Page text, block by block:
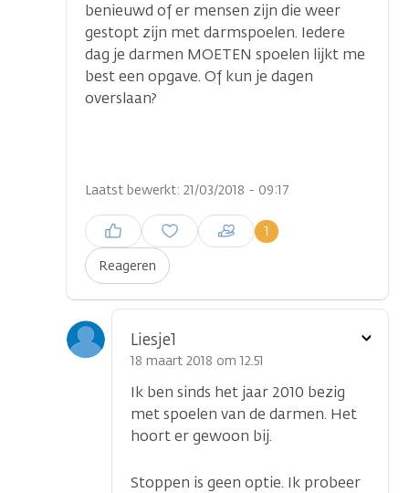
benieuwd of er mensen zijn die weer
gestopt zijn met darmspoelen. Iedere
dag je darmen MOETEN spoelen lijkt me
best een opgave. Of kun je dagen
overslaan?
Laatst bewerkt: 21/03/2018 - 09:17
Reageren
1
Inloggen om een reactie te
plaatsen
Liesje1
18 maart 2018 om 12.51
Ik ben sinds het jaar 2010 bezig
met spoelen van de darmen. Het
hoort er gewoon bij.
Stoppen is geen optie. Ik probeer
Toon